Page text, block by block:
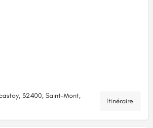
32400, Saint-Mont,
Itinéraire